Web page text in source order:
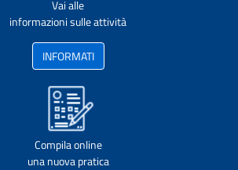
Vai alle
informazioni sulle attività
INFORMATI
Compila online
una nuova pratica